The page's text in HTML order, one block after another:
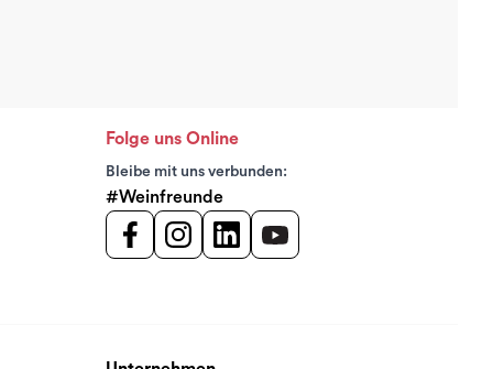
Folge uns Online
Bleibe mit uns verbunden:
#Weinfreunde